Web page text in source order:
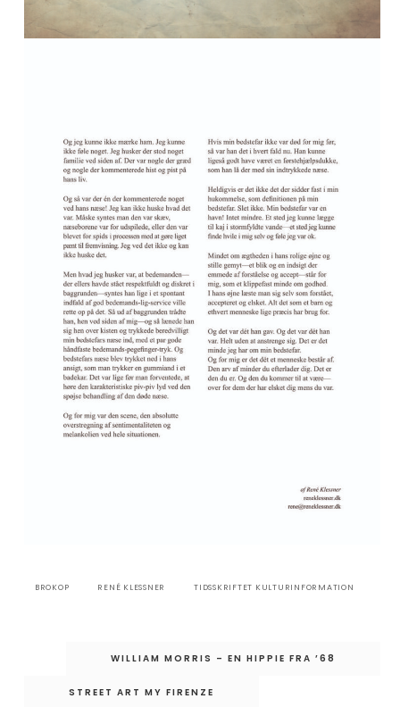
BROKOP RENÉ KLESSNER TIDSSKRIFTET KULTURINFORMATION
IndlægsnavigationWILLIAM MORRIS – EN HIPPIE FRA ’68
STREET ART MY FIRENZE